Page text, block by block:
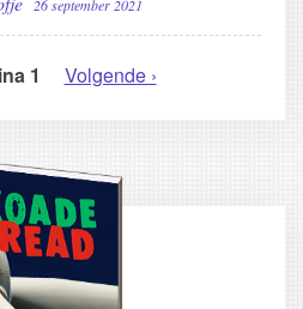
26 september 2021
1
Volgende
Volgende ›